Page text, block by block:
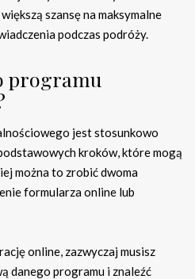
szansę na maksymalne
podczas podróży.
programu
jest stosunkowo
kroków, które mogą
można to zrobić dwoma
formularza online lub
online, zazwyczaj musisz
danego programu i znaleźć